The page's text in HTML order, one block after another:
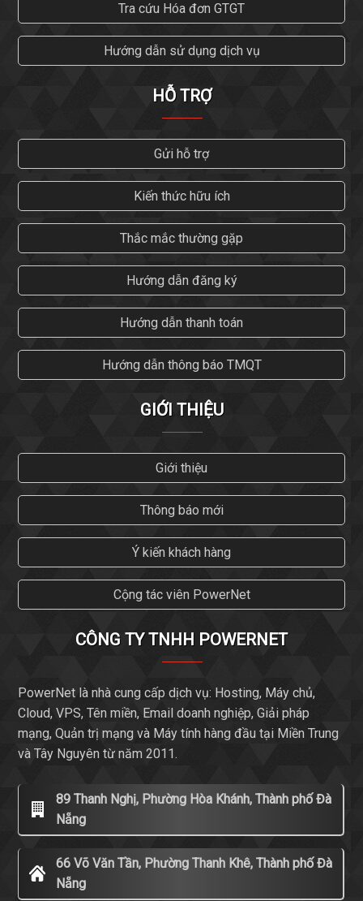
Tra cứu Hóa đơn GTGT
Hướng dẫn sử dụng dịch vụ
HỖ TRỢ
Gửi hỗ trợ
Kiến thức hữu ích
Thắc mắc thường gặp
Hướng dẫn đăng ký
Hướng dẫn thanh toán
Hướng dẫn thông báo TMQT
GIỚI THIỆU
Giới thiệu
Thông báo mới
Ý kiến khách hàng
Cộng tác viên PowerNet
CÔNG TY TNHH POWERNET
PowerNet là nhà cung cấp dịch vụ: Hosting, Máy chủ,
Cloud, VPS, Tên miền, Email doanh nghiệp, Giải pháp
mạng, Quản trị mạng và Máy tính hàng đầu tại Miền Trung
và Tây Nguyên từ năm 2011.
89 Thanh Nghị, Phường Hòa Khánh, Thành phố Đà
Nẵng
66 Võ Văn Tần, Phường Thanh Khê, Thành phố Đà
Nẵng